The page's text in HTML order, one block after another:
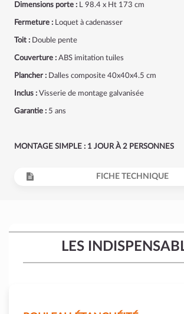
Dimensions porte : L 98.4 x Ht 173 cm
Fermeture : Loquet à cadenasser
Toit : Double pente
Couverture : ABS imitation tuiles
Plancher : Dalles composite 40x40x4.5 cm
Inclus : Visserie de montage galvanisée
Garantie : 5 ans
MONTAGE SIMPLE : 1 JOUR À 2 PERSONNES
FICHE TECHNIQUE
LES